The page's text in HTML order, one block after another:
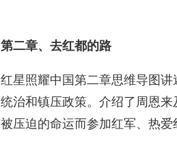
第二章、去红都的路
红星照耀中国第二章思维导图
统治和镇压政策。介绍了周恩
被压迫的命运而参加红军、热爱